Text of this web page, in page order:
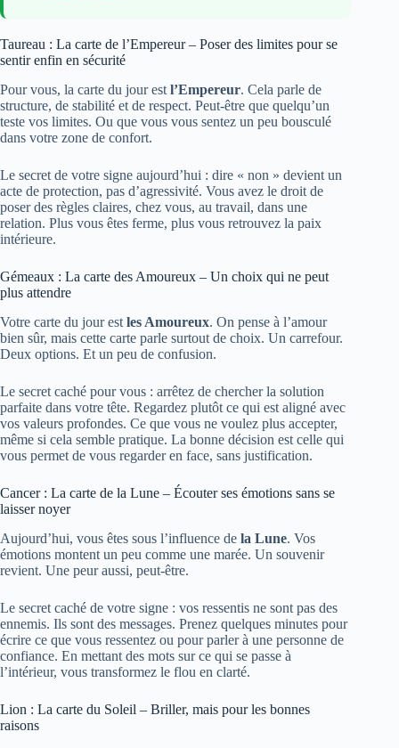
Taureau : La carte de l’Empereur – Poser des limites pour se
sentir enfin en sécurité
Pour vous, la carte du jour est l’Empereur. Cela parle de
structure, de stabilité et de respect. Peut-être que quelqu’un
teste vos limites. Ou que vous vous sentez un peu bousculé
dans votre zone de confort.
Le secret de votre signe aujourd’hui : dire « non » devient un
acte de protection, pas d’agressivité. Vous avez le droit de
poser des règles claires, chez vous, au travail, dans une
relation. Plus vous êtes ferme, plus vous retrouvez la paix
intérieure.
Gémeaux : La carte des Amoureux – Un choix qui ne peut
plus attendre
Votre carte du jour est les Amoureux. On pense à l’amour
bien sûr, mais cette carte parle surtout de choix. Un carrefour.
Deux options. Et un peu de confusion.
Le secret caché pour vous : arrêtez de chercher la solution
parfaite dans votre tête. Regardez plutôt ce qui est aligné avec
vos valeurs profondes. Ce que vous ne voulez plus accepter,
même si cela semble pratique. La bonne décision est celle qui
vous permet de vous regarder en face, sans justification.
Cancer : La carte de la Lune – Écouter ses émotions sans se
laisser noyer
Aujourd’hui, vous êtes sous l’influence de la Lune. Vos
émotions montent un peu comme une marée. Un souvenir
revient. Une peur aussi, peut-être.
Le secret caché de votre signe : vos ressentis ne sont pas des
ennemis. Ils sont des messages. Prenez quelques minutes pour
écrire ce que vous ressentez ou pour parler à une personne de
confiance. En mettant des mots sur ce qui se passe à
l’intérieur, vous transformez le flou en clarté.
Lion : La carte du Soleil – Briller, mais pour les bonnes
raisons